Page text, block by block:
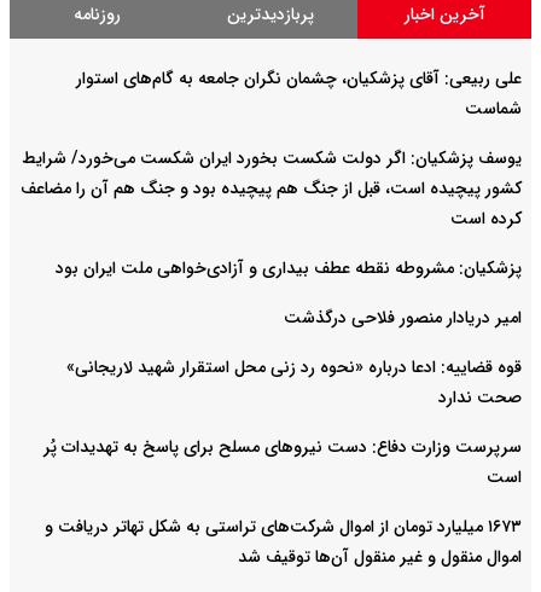
آخرین اخبار پربازدیدترین روزنامه
علی ربیعی: آقای پزشکیان، چشمان نگران جامعه به گام‌های استوار
شماست
یوسف پزشکیان: اگر دولت شکست بخورد ایران شکست می‌خورد/ شرایط
کشور پیچیده است، قبل از جنگ هم پیچیده بود و جنگ هم آن را مضاعف‌
کرده است
پزشکیان: مشروطه نقطه عطف بیداری و آزادی‌خواهی ملت ایران بود
امیر دریادار منصور فلاحی درگذشت
قوه قضاییه: ادعا درباره «نحوه رد زنی محل استقرار شهید لاریجانی»
صحت ندارد
سرپرست وزارت دفاع: دست نیروهای مسلح برای پاسخ به تهدیدات پُر
است
۱۶۷۳ میلیارد تومان از اموال شرکت‌های تراستی به شکل تهاتر دریافت و
اموال منقول و غیر منقول آن‌ها توقیف شد